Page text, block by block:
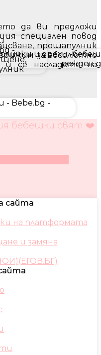
да ви предложи
специален повод
прощапулник
за абсолютно
и се насладете на
бебешки свят ❤️
сайта
на платформата
и замяна